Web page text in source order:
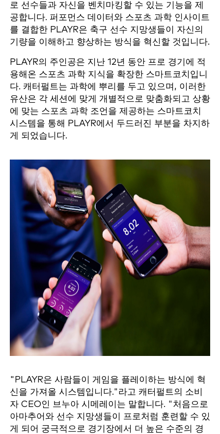
로 선수들과 자신을 벤치마킹할 수 있는 기능을 제
공합니다. 퍼포먼스 데이터와 스포츠 과학 인사이트
를 결합한 PLAYR은 축구 선수 지망생들이 자신의
기량을 이해하고 향상하는 방식을 혁신할 것입니다.
PLAYR의 주인공은 지난 12년 동안 프로 경기에 적
용해온 스포츠 과학 지식을 확장한 스마트코치입니
다. 캐터펄트는 과학에 뿌리를 두고 있으며, 이러한
유산은 각 세션에 맞게 개별적으로 맞춤화되고 상황
에 맞는 스포츠 과학 조언을 제공하는 스마트코치
시스템을 통해 PLAYR에서 두드러진 부분을 차지하
게 되었습니다.
"PLAYR은 사람들이 게임을 플레이하는 방식에 혁
신을 가져올 시스템입니다."라고 캐터펄트의 소비
자 CEO인 브누아 시메레이는 말합니다. "처음으로
아마추어와 선수 지망생들이 프로처럼 훈련할 수 있
게 되어 궁극적으로 경기장에서 더 높은 수준의 경